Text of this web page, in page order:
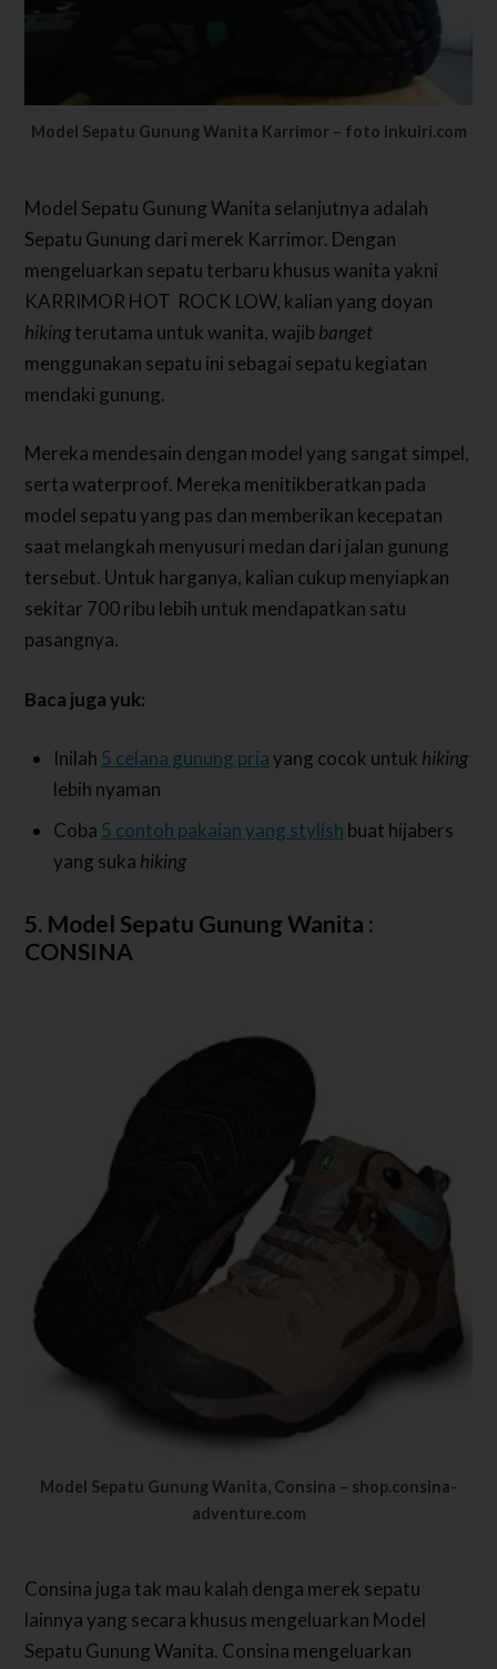
Model Sepatu Gunung Wanita Karrimor – foto inkuiri.com
Model Sepatu Gunung Wanita selanjutnya adalah
Sepatu Gunung dari merek Karrimor. Dengan
mengeluarkan sepatu terbaru khusus wanita yakni
KARRIMOR HOT ROCK LOW, kalian yang doyan
hikingterutama untuk wanita, wajibbanget
menggunakan sepatu ini sebagai sepatu kegiatan
mendaki gunung.
Mereka mendesain dengan model yang sangat simpel,
serta waterproof. Mereka menitikberatkan pada
model sepatu yang pas dan memberikan kecepatan
saat melangkah menyusuri medan dari jalan gunung
tersebut. Untuk harganya, kalian cukup menyiapkan
sekitar 700 ribu lebih untuk mendapatkan satu
pasangnya.
Baca juga yuk:
Inilah 5 celana gunung priayang cocok untuk hiking
lebih nyaman
Coba 5 contoh pakaian yang stylish buat hijabers
yang suka hiking
5. Model Sepatu Gunung Wanita :
CONSINA
Model Sepatu Gunung Wanita, Consina – shop.consina-
adventure.com
Consina juga tak mau kalah denga merek sepatu
lainnya yang secara khusus mengeluarkan Model
Sepatu Gunung Wanita. Consina mengeluarkan